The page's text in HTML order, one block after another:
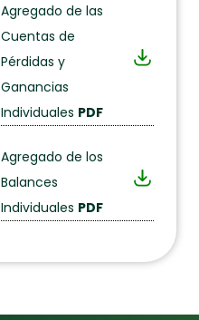
Agregado de las
Cuentas de
Pérdidas y
Ganancias
Individuales PDF
Agregado de los
Balances
Individuales PDF